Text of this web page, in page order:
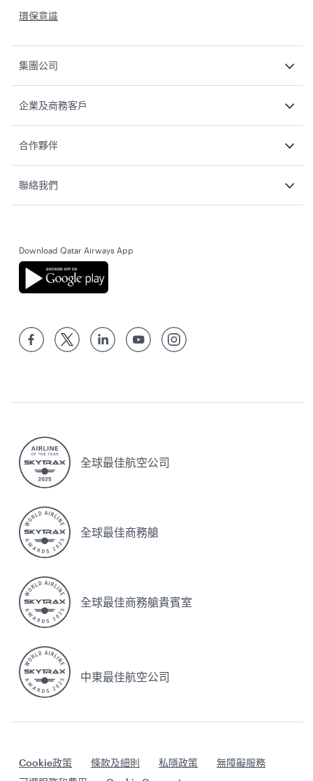
環保意識
集團公司
企業及商務客戶
合作夥伴
聯絡我們
Download Qatar Airways App
全球最佳航空公司
全球最佳商務艙
全球最佳商務艙貴賓室
中東最佳航空公司
Cookie政策 條款及細則 私隱政策
無障礙服務